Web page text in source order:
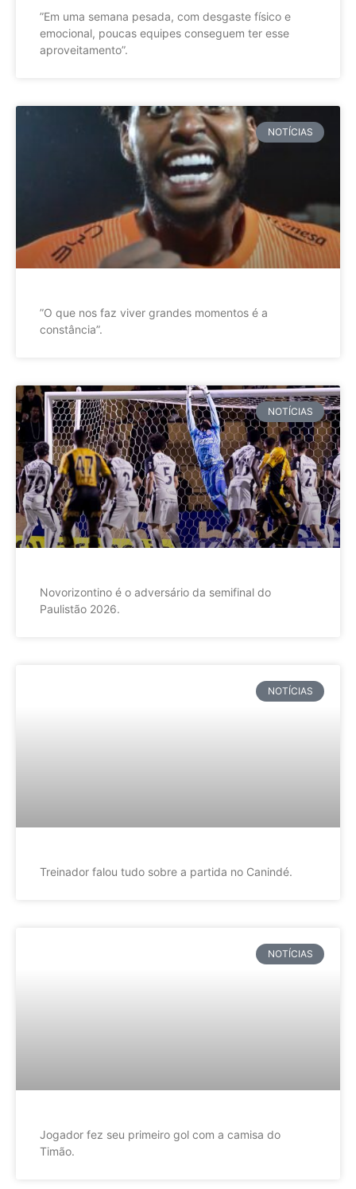
”Em uma semana pesada, com desgaste físico e
emocional, poucas equipes conseguem ter esse
aproveitamento”.
NOTÍCIAS
”O que nos faz viver grandes momentos é a
constância”.
NOTÍCIAS
Novorizontino é o adversário da semifinal do
Paulistão 2026.
NOTÍCIAS
Treinador falou tudo sobre a partida no Canindé.
NOTÍCIAS
Jogador fez seu primeiro gol com a camisa do
Timão.